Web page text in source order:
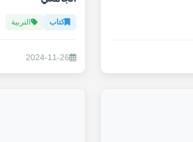
كتاب التربية
2024-11-26